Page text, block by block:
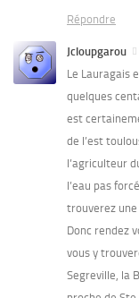
Répondre
Jcloupgarou
Le Lauragais
quelques
est
de l’est
l’agriculteur
l’eau pas
trouverez
Donc rendez
vous y
Segreville, la